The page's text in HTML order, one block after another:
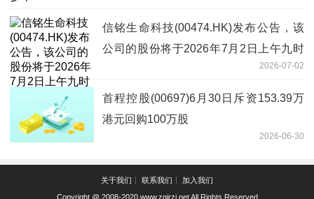
信铭生命科技(00474.HK)发布公告，该
公司的股份将于2026年7月2日上午九时
2026-07-02
首程控股(00697)6月30日斥资153.39万
港元回购100万股
2026-06-30
关于我们┊ 联系我们┊ 加入我们
Copyright @ 2008-2020 www.zgjrzj.netAll Rights Reserved